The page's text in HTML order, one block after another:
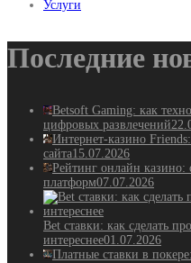
Услуги
Последние
Betsoft Gaming: как
цифровых развлечений
Интернет-казино
сайта15.07.2026
Рейтинг онлайн казино:
платформ07.07.2026
Bet ставки: как сделать
интереснее01.07.2026
Платные ставки в